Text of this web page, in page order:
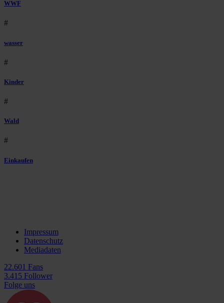
WWF
#
wasser
#
Kinder
#
Wald
#
Einkaufen
Impressum
Datenschutz
Mediadaten
22.601 Fans
3.415 Follower
Folge uns